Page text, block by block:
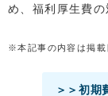
め、福利厚生費の
※本記事の内容は掲載
＞＞初期